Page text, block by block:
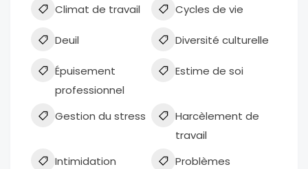
Climat de travail
Cycles de vie
Deuil Diversité culturelle
Épuisement
professionnel
Estime de soi
Gestion du stress
Harcèlement de
travail
Intimidation
Problèmes